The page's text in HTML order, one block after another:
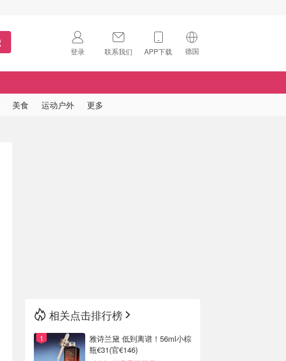
登录 联系我们 APP下载 德国
🇺🇸
美食 运动户外 更多
相关点击排行榜
雅诗兰黛 低到离谱！56ml小棕
瓶€31(官€146)